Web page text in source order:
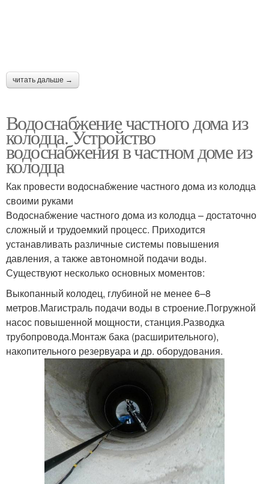
читать дальше →
Водоснабжение частного дома из
колодца. Устройство
водоснабжения в частном доме из
колодца
Как провести водоснабжение частного дома из колодца
своими руками
Водоснабжение частного дома из колодца – достаточно
сложный и трудоемкий процесс. Приходится
устанавливать различные системы повышения
давления, а также автономной подачи воды.
Существуют несколько основных моментов:
Выкопанный колодец, глубиной не менее 6–8
метров.Магистраль подачи воды в строение.Погружной
насос повышенной мощности, станция.Разводка
трубопровода.Монтаж бака (расширительного),
накопительного резервуара и др. оборудования.